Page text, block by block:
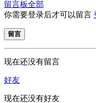
留言板全部
你需要登录后才可以留言
留言
现在还没有留言
好友
现在还没有好友